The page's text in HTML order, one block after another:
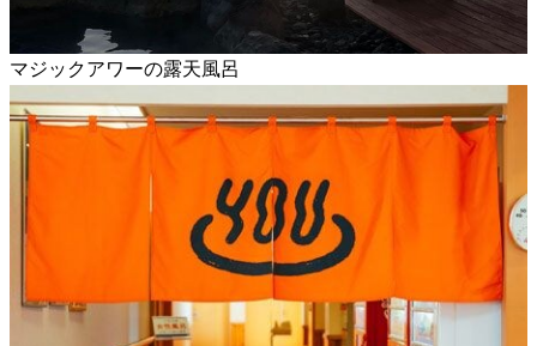
マジックアワーの露天風呂